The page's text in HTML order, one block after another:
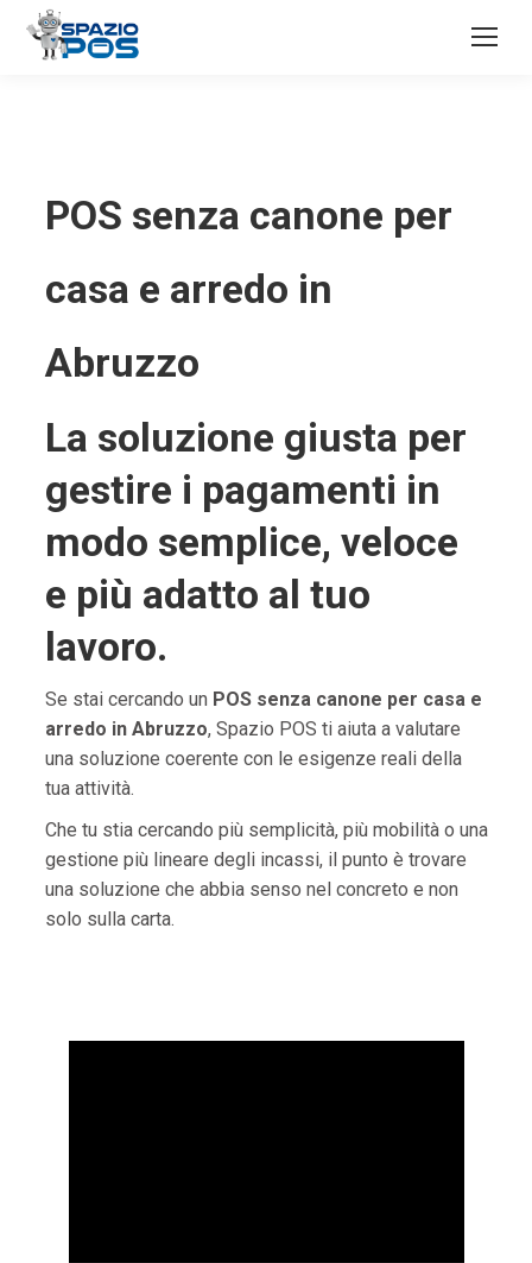
POS senza canone per
casa e arredo in
Abruzzo
La soluzione giusta per
gestire i pagamenti in
modo semplice, veloce
e più adatto al tuo
lavoro.
Se stai cercando un POS senza canone per casa e
arredo in Abruzzo, Spazio POS ti aiuta a valutare
una soluzione coerente con le esigenze reali della
tua attività.
Che tu stia cercando più semplicità, più mobilità o una
gestione più lineare degli incassi, il punto è trovare
una soluzione che abbia senso nel concreto e non
solo sulla carta.